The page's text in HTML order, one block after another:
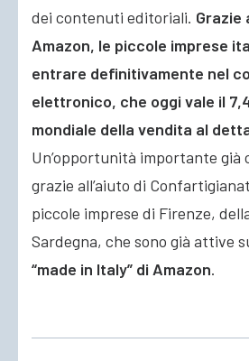
dei contenuti editoriali. Grazie
Amazon, le piccole imprese
entrare definitivamente nel
elettronico, che oggi vale il
mondiale della vendita al
Un’opportunità importante già
grazie all’aiuto di
piccole imprese di Firenze,
Sardegna, che sono già attive
“made in Italy” di Amazon.